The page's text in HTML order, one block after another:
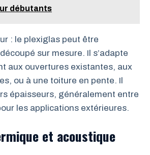
débutants
: le plexiglas peut être
sur mesure. Il s’adapte
aux ouvertures existantes, aux
ou à une toiture en pente. Il
épaisseurs, généralement entre
les applications extérieures.
et acoustique